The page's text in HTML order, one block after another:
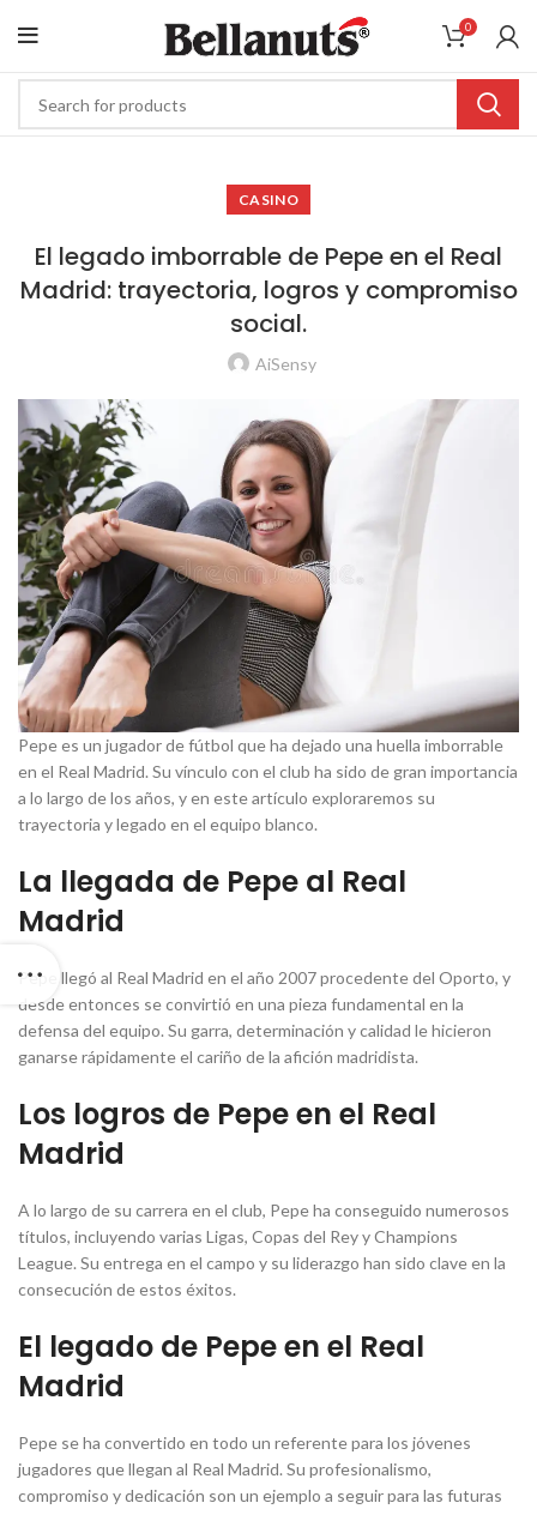
0
CASINO
El legado imborrable de Pepe en el Real
Madrid: trayectoria, logros y compromiso
social.
AiSensy
Pepe es un jugador de fútbol que ha dejado una huella imborrable
en el Real Madrid. Su vínculo con el club ha sido de gran importancia
a lo largo de los años, y en este artículo exploraremos su
trayectoria y legado en el equipo blanco.
La llegada de Pepe al Real
Madrid
Pepe llegó al Real Madrid en el año 2007 procedente del Oporto, y
desde entonces se convirtió en una pieza fundamental en la
defensa del equipo. Su garra, determinación y calidad le hicieron
ganarse rápidamente el cariño de la afición madridista.
Los logros de Pepe en el Real
Madrid
A lo largo de su carrera en el club, Pepe ha conseguido numerosos
títulos, incluyendo varias Ligas, Copas del Rey y Champions
League. Su entrega en el campo y su liderazgo han sido clave en la
consecución de estos éxitos.
El legado de Pepe en el Real
Madrid
Pepe se ha convertido en todo un referente para los jóvenes
jugadores que llegan al Real Madrid. Su profesionalismo,
compromiso y dedicación son un ejemplo a seguir para las futuras